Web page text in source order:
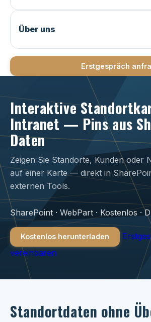
Über uns
Erstgespräch
Interaktive
Intranet — Pins aus
Daten
Zeigen Sie Standorte, Kunden oder
auf einer Karte — direkt in
externen Tools.
SharePoint · WebPart · Kostenlos ·
Kostenlos herunterladen
vereinbaren
Standortdaten ohne